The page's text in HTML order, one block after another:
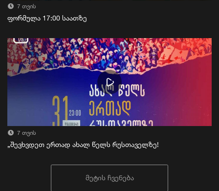
7 თვის
ფორმულა 17:00 საათზე
7 თვის
„შევხვდეთ ერთად ახალ წელს რუსთაველზე!
მეტის ჩვენება